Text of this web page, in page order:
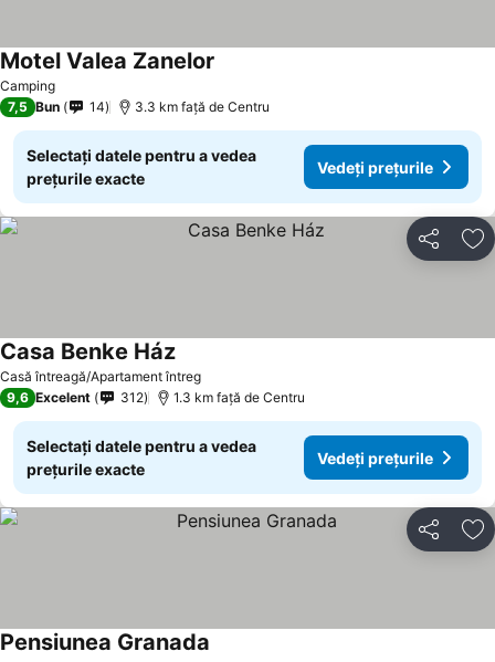
Camping
Motel Valea Zanelor
7,5 Bun 14 3.3 km faţă de Centru
Selectați datele pentru a vedea
prețurile exacte
Vedeți prețurile
Distribuiți
Casă întreagă/Apartament întreg
Casa Benke HázVedeți prețurile
9,6 Excelent 312 1.3 km faţă de Centru
Selectați datele pentru a vedea
prețurile exacte
Vedeți prețurile
Distribuiți
Pensiunea Granada